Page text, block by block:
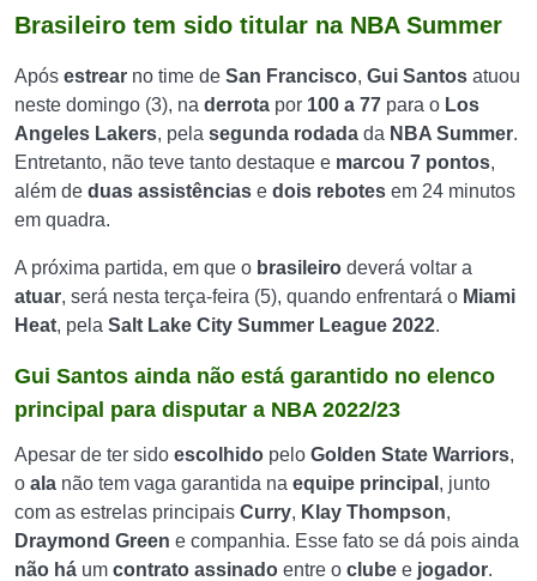
Brasileiro tem sido titular na NBA Summer
Após estrear no time de San Francisco, Gui Santos atuou
neste domingo (3), na derrota por 100 a 77 para o Los
Angeles Lakers, pela segunda rodada da NBA Summer.
Entretanto, não teve tanto destaque e marcou 7 pontos,
além de duas assistências e dois rebotes em 24 minutos
em quadra.
A próxima partida, em que o brasileiro deverá voltar a
atuar, será nesta terça-feira (5), quando enfrentará o Miami
Heat, pela Salt Lake City Summer League 2022.
Gui Santos ainda não está garantido no elenco
principal para disputar a NBA 2022/23
Apesar de ter sido escolhido pelo Golden State Warriors,
o ala não tem vaga garantida na equipe principal , junto
com as estrelas principais Curry, Klay Thompson,
Draymond Green e companhia. Esse fato se dá pois ainda
não há um contrato assinado entre o clube e jogador.